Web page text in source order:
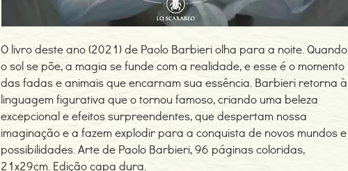
O livro deste ano (2021) de Paolo Barbieri olha para a noite. Quando
o sol se põe, a magia se funde com a realidade, e esse é o momento
das fadas e animais que encarnam sua essência. Barbieri retorna à
linguagem figurativa que o tornou famoso, criando uma beleza
excepcional e efeitos surpreendentes, que despertam nossa
imaginação e a fazem explodir para a conquista de novos mundos e
possibilidades. Arte de Paolo Barbieri, 96 páginas coloridas,
21x29cm. Edição capa dura.